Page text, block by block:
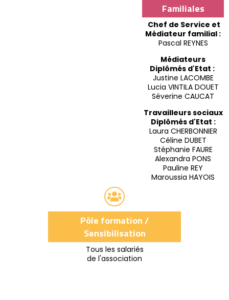

Pôle formation /
Sensibilisation
Tous les salariés
de l'association
Familiales
Chef de Service et
Médiateur familial :
Pascal REYNES
Médiateurs
Diplômés d'Etat :
Justine LACOMBE
Lucia VINTILA DOUET
Séverine CAUCAT
Travailleurs sociaux
Diplômés d'Etat :
Laura CHERBONNIER
Céline DUBET
Stéphanie FAURE
Alexandra PONS
Pauline REY
Maroussia HAYOIS